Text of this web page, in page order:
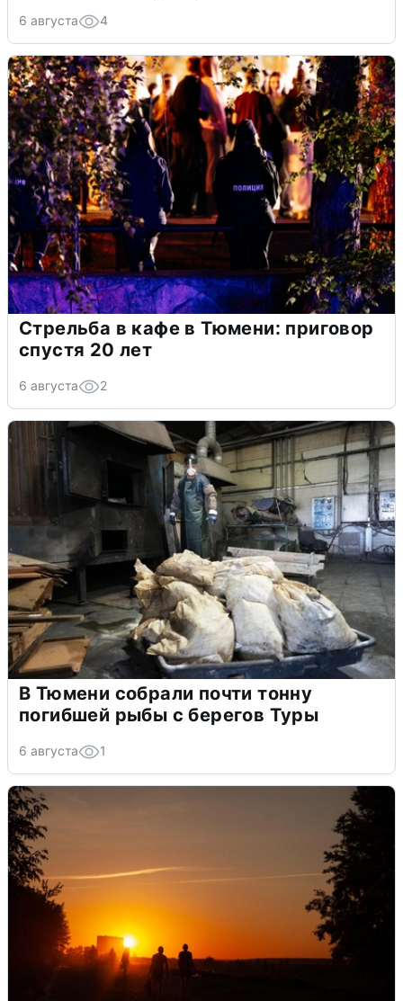
6 августа 4
Стрельба в кафе в Тюмени: приговор
спустя 20 лет
6 августа 2
В Тюмени собрали почти тонну
погибшей рыбы с берегов Туры
6 августа 1